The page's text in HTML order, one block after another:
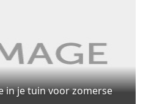
in je tuin voor zomerse